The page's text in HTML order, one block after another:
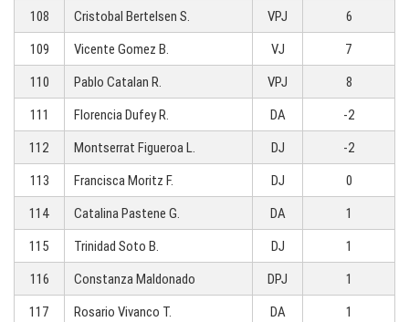
108
Cristobal Bertelsen S. VPJ
6
109
Vicente Gomez B. VJ
7
110
Pablo Catalan R. VPJ
8
111
Florencia Dufey R. DA
-2
112
Montserrat Figueroa L. DJ
-2
113
Francisca Moritz F. DJ
0
114
Catalina Pastene G. DA
1
115
Trinidad Soto B. DJ
1
116
Constanza Maldonado DPJ
1
117
Rosario Vivanco T. DA
1